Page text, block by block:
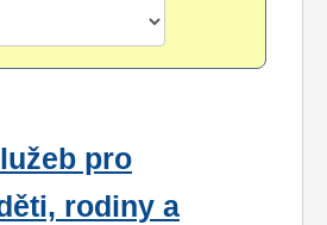
pro
rodiny a